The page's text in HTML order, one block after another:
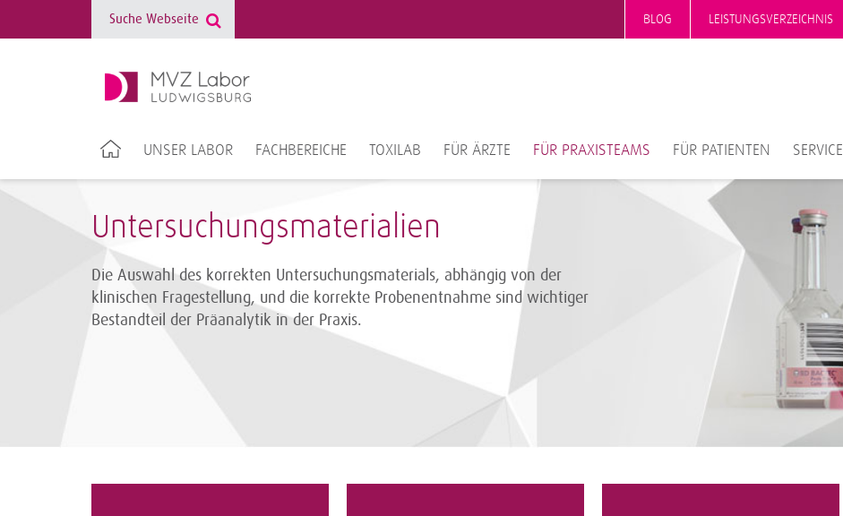
BLOG LEISTUNGSVERZEICHNIS
UNSER LABOR FACHBEREICHE TOXILAB FÜR ÄRZTE FÜR PRAXISTEAMS FÜR PATIENTEN SERVICE
Untersuchungsmaterialien
Die Auswahl des korrekten Untersuchungsmaterials, abhängig von der
klinischen Fragestellung, und die korrekte Probenentnahme sind wichtiger
Bestandteil der Präanalytik in der Praxis.